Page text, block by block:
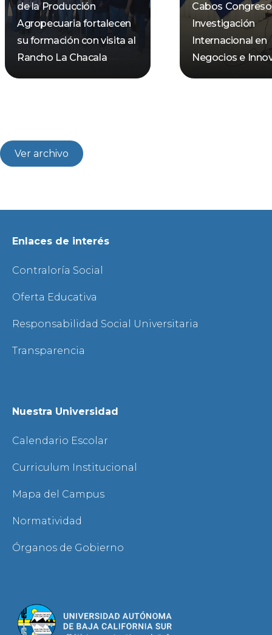
de la Producción
Agropecuaria fortalecen
su formación con visita al
Rancho La Chacala
Cabos
Investigación
Internacional en
Negocios e
Ver archivo
Enlaces de interés
Contraloría Social
Oferta Educativa
Responsabilidad Social Universitaria
Transparencia
Nuestra Universidad
Calendario Escolar
Curriculum Institucional
Mapa del Campus
Normatividad
Órganos de Gobierno